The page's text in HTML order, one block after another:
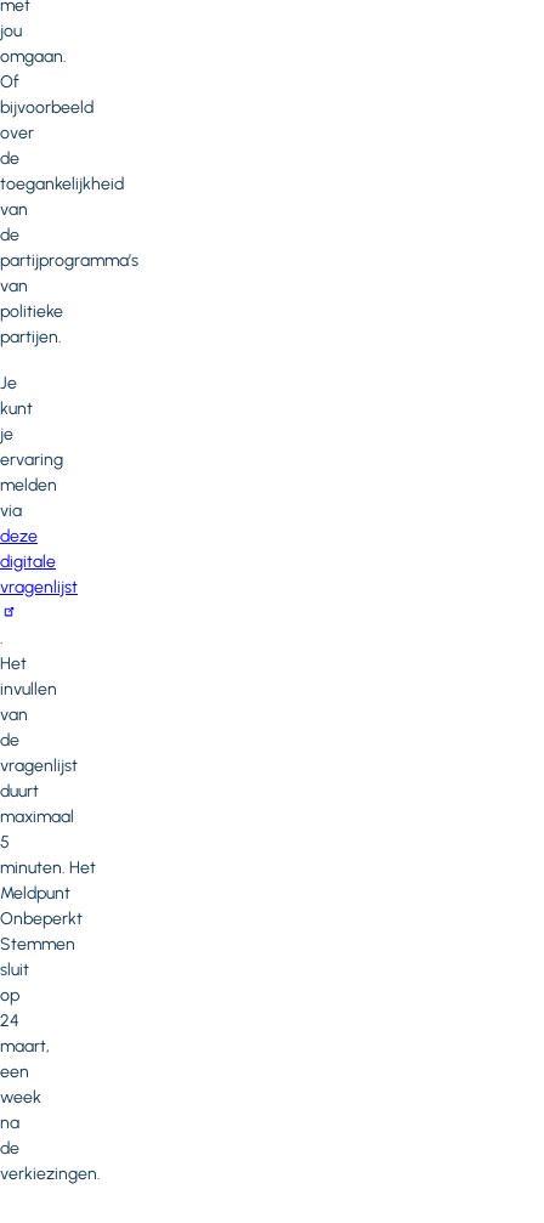
met
jou
omgaan.
Of
bijvoorbeeld
over
de
toegankelijkheid
van
de
partijprogramma’s
van
politieke
partijen.
Je
kunt
je
ervaring
melden
via
deze
digitale
vragenlijst
.
Het
invullen
van
de
vragenlijst
duurt
maximaal
5
minuten. Het
Meldpunt
Onbeperkt
Stemmen
sluit
op
24
maart,
een
week
na
de
verkiezingen.